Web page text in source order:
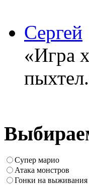
Сергей
«Игра
Супер марио
Атака монстров
Гонки на выживания